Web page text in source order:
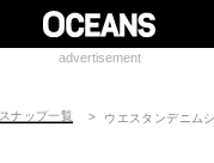
advertisement
スナップ一覧 ウエスタンデニム